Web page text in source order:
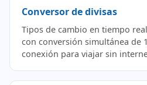
Conversor de divisas
Tipos de cambio en tiempo
con conversión simultánea de
conexión para viajar sin